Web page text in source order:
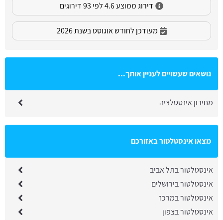
דירוג ממוצע 4.6 לפי 93 דירוגים
מעודכן לחודש אוגוסט בשנת 2026
נושאים שעשויים לעניין אותך...
מחירון אינסטלציה
מצאו אינסטלטור באזורכם
אינסטלטור בתל אביב
אינסטלטור בירושלים
אינסטלטור במרכז
אינסטלטור בצפון